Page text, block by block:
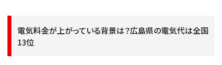
電気料金が上がっている背景は？広島県の電気代は全国
13位